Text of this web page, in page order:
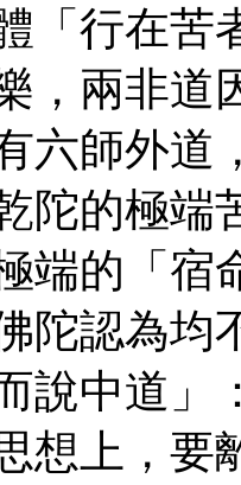
「行在苦
，兩非道
六師外道
陀的極端
端的「宿
陀認為均
說中道
想上，要